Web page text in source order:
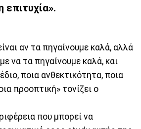
επιτυχία».
αν τα πηγαίνουμε καλά, αλλά
να τα πηγαίνουμε καλά, και
ποια ανθεκτικότητα, ποια
προοπτική» τονίζει ο
που μπορεί να